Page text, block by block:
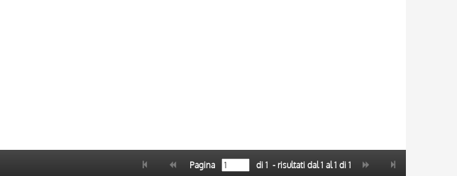
Pagina di 1 - risultati dal1 al1 di 1